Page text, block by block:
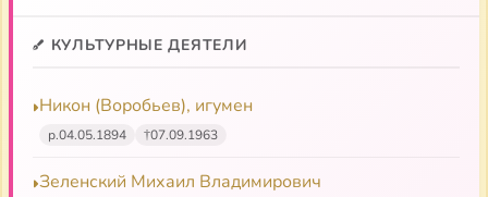
КУЛЬТУРНЫЕ ДЕЯТЕЛИ
Никон (Воробьев), игумен
р.04.05.1894 †07.09.1963
Зеленский Михаил Владимирович